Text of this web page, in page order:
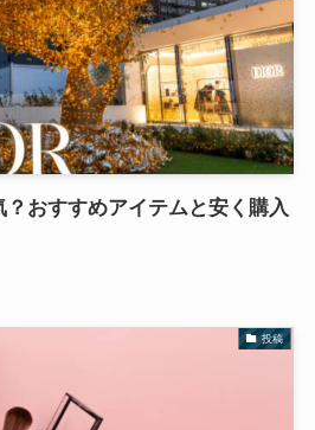
おすすめアイテムと安く購入
投稿